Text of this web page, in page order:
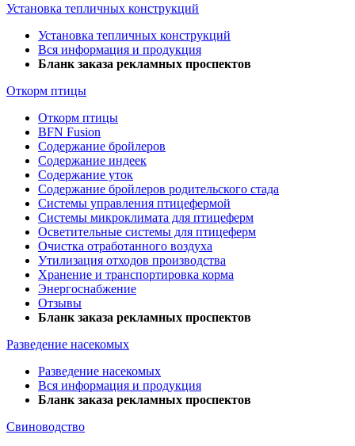
Установка тепличных конструкций
Установка тепличных конструкций
Вся информация и продукция
Бланк заказа рекламных проспектов
Откорм птицы
Откорм птицы
BFN Fusion
Содержание бройлеров
Содержание индеек
Содержание уток
Содержание бройлеров родительского стада
Системы управления птицефермой
Системы микроклимата для птицеферм
Осветительные системы для птицеферм
Очистка отработанного воздуха
Утилизация отходов производства
Хранение и транспортировка корма
Энергоснабжение
Отзывы
Бланк заказа рекламных проспектов
Разведение насекомых
Разведение насекомых
Вся информация и продукция
Бланк заказа рекламных проспектов
Свиноводство